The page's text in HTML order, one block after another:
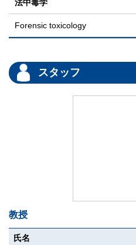
法中毒学
Forensic toxicology
スタッフ
教授
氏名